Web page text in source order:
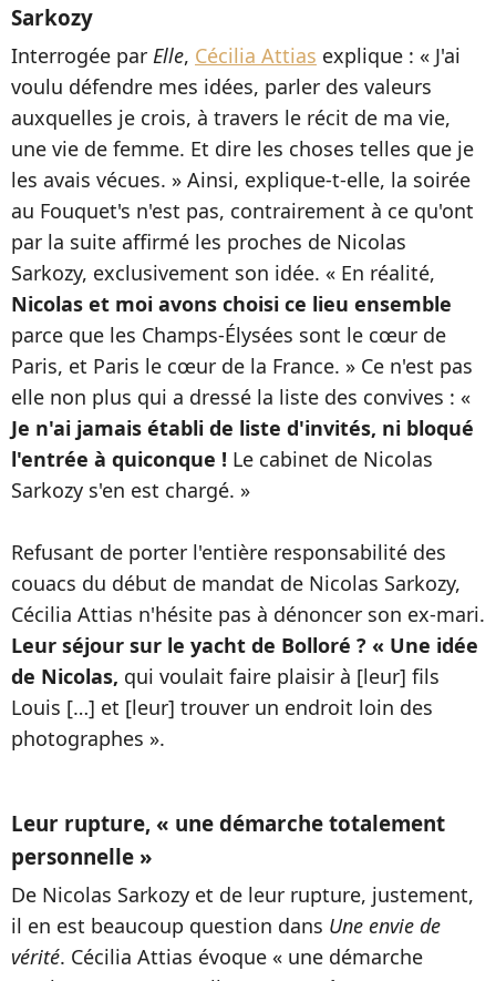
Sarkozy
Interrogée par Elle, Cécilia Attias explique : « J'ai
voulu défendre mes idées, parler des valeurs
auxquelles je crois, à travers le récit de ma vie,
une vie de femme. Et dire les choses telles que je
les avais vécues. » Ainsi, explique-t-elle, la soirée
au Fouquet's n'est pas, contrairement à ce qu'ont
par la suite affirmé les proches de Nicolas
Sarkozy, exclusivement son idée. « En réalité,
Nicolas et moi avons choisi ce lieu ensemble
parce que les Champs-Élysées sont le cœur de
Paris, et Paris le cœur de la France. » Ce n'est pas
elle non plus qui a dressé la liste des convives : «
Je n'ai jamais établi de liste d'invités, ni bloqué
l'entrée à quiconque ! Le cabinet de Nicolas
Sarkozy s'en est chargé. »
Refusant de porter l'entière responsabilité des
couacs du début de mandat de Nicolas Sarkozy,
Cécilia Attias n'hésite pas à dénoncer son ex-mari.
Leur séjour sur le yacht de Bolloré ? « Une idée
de Nicolas, qui voulait faire plaisir à [leur] fils
Louis […] et [leur] trouver un endroit loin des
photographes ».
Leur rupture, « une démarche totalement
personnelle »
De Nicolas Sarkozy et de leur rupture, justement,
il en est beaucoup question dans Une envie de
vérité. Cécilia Attias évoque « une démarche